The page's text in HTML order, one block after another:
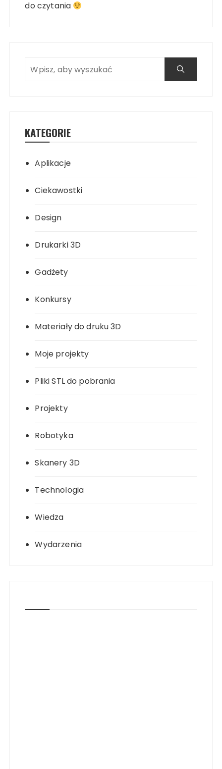
do czytania
KATEGORIE
Aplikacje
Ciekawostki
Design
Drukarki 3D
Gadżety
Konkursy
Materiały do druku 3D
Moje projekty
Pliki STL do pobrania
Projekty
Robotyka
Skanery 3D
Technologia
Wiedza
Wydarzenia